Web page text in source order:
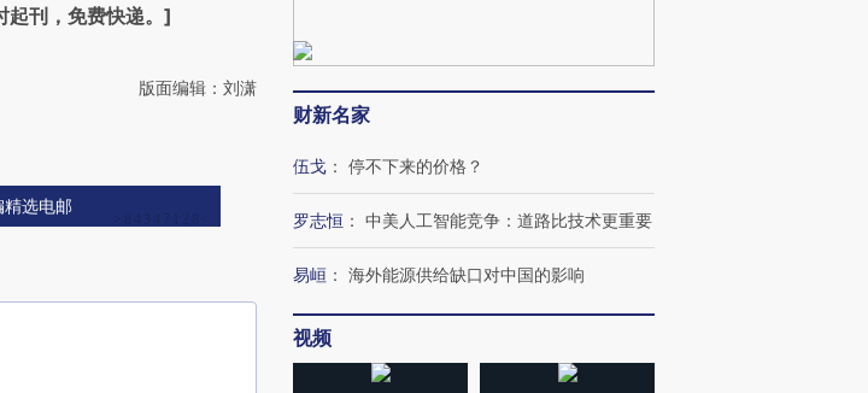
起刊，免费快递。]
版面编辑：刘潇
精选电邮
财新名家
伍戈 ： 停不下来的价格？
罗志恒 ： 中美人工智能竞争：道路比技术更重要
易峘 ： 海外能源供给缺口对中国的影响
视频